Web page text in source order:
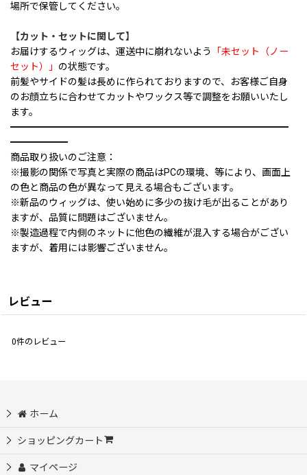
場所で保管してください。
【カット・セットに関して】
お届けするウィッグは、運送中に崩れないよう
「未セット（ノー
セット）」 の状態です。
前髪やサイドの髪は長めに作られておりますので、お客様ご自身
のお顔立ちに合わせてカットやワックス等で調整をお願いいたし
ます。
━━━━━━━━━━━━━━━━━━━━━━━━━━━━━
━━━━━━
商品取り扱いのご注意：
※撮影の関係で写真と実際の商品はPCの環境、等により、画面上
の色と商品の色が異なって見える場合もございます。
※新品のウィッグは、使い始めに多少の抜け毛が出ることがあり
ますが、品質に問題はございません。
※製造過程で内側のネットに他色の繊維が混入する場合がござい
ますが、着用には影響ございません。
レビュー
0件のレビュー
ホーム
ショッピングカート
マイページ